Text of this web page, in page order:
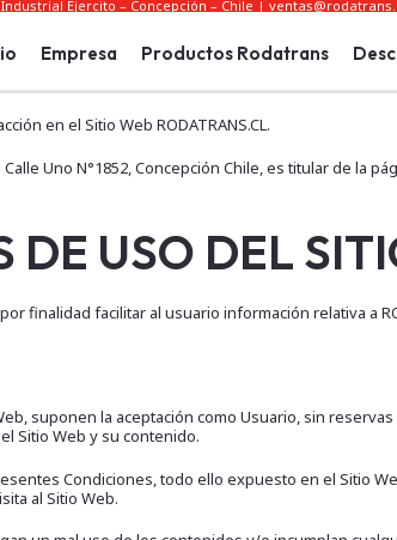
Ejercito – Concepción – Chile |
Empresa Productos Rodatrans
en el Sitio Web RODATRANS.CL.
Uno N°1852, Concepción Chile, es titular de la
DE USO DEL
finalidad facilitar al usuario información relativa a
suponen la aceptación como Usuario, sin
Sitio Web y su contenido.
Condiciones, todo ello expuesto en el Sitio
al Sitio Web.